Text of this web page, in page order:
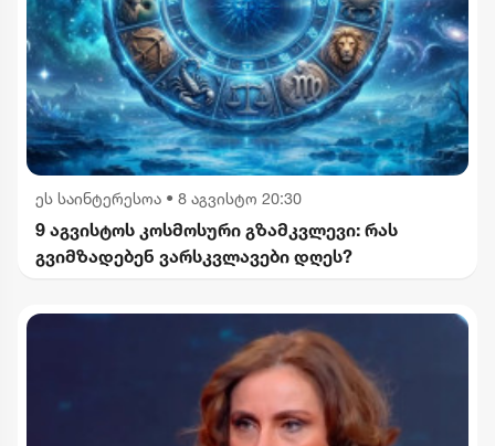
ეს საინტერესოა • 8 აგვისტო 20:30
9 აგვისტოს კოსმოსური გზამკვლევი: რას
გვიმზადებენ ვარსკვლავები დღეს?